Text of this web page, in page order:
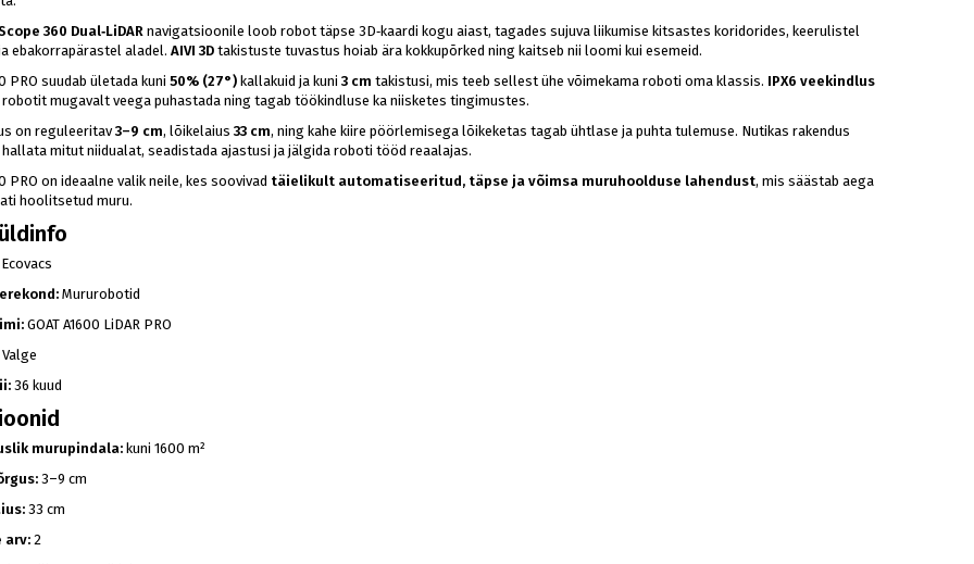
360 Dual‑LiDAR navigatsioonile loob robot täpse 3D‑kaardi kogu aiast, tagades sujuva liikumise kitsastes koridorides, keerulistel
ebakorrapärastel aladel. AIVI 3D takistuste tuvastus hoiab ära kokkupõrked ning kaitseb nii loomi kui esemeid.
PRO suudab ületada kuni 50% (27°) kallakuid ja kuni 3 cm takistusi, mis teeb sellest ühe võimekama roboti oma klassis. IPX6 veekindlus
mugavalt veega puhastada ning tagab töökindluse ka niisketes tingimustes.
on reguleeritav3–9 cm, lõikelaius 33 cm, ning kahe kiire pöörlemisega lõikeketas tagab ühtlase ja puhta tulemuse. Nutikas rakendus
mitut niidualat, seadistada ajastusi ja jälgida roboti tööd reaalajas.
PRO on ideaalne valik neile, kes soovivad täielikult automatiseeritud, täpse ja võimsa muruhoolduse lahendust, mis säästab aega
hoolitsetud muru.
Ecovacs
Mururobotid
GOAT A1600 LiDAR PRO
Valge
36 kuud
murupindala: kuni 1600 m²
3–9 cm
33 cm
arv:2